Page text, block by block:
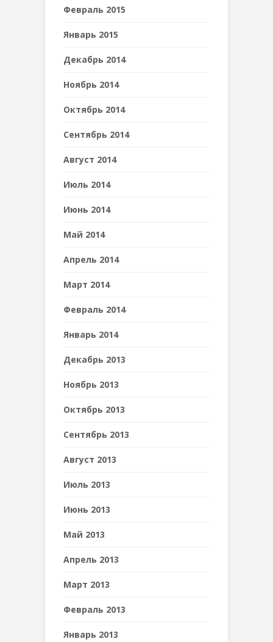
Февраль 2015
Январь 2015
Декабрь 2014
Ноябрь 2014
Октябрь 2014
Сентябрь 2014
Август 2014
Июль 2014
Июнь 2014
Май 2014
Апрель 2014
Март 2014
Февраль 2014
Январь 2014
Декабрь 2013
Ноябрь 2013
Октябрь 2013
Сентябрь 2013
Август 2013
Июль 2013
Июнь 2013
Май 2013
Апрель 2013
Март 2013
Февраль 2013
Январь 2013